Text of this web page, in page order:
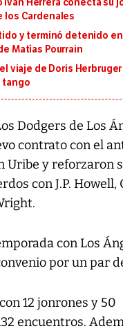
Iván Herrera conecta su
los Cardenales
y terminó detenido
Matías Pourrain
el viaje de Doris
tango
Dodgers de Los
contrato con el
Uribe y reforzaron
con J.P. Howell,
con Los
por un par
12 jonrones y 50
encuentros.